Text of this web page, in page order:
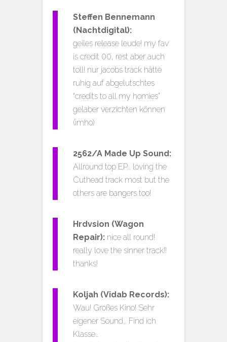
Steffen Bennemann
(Nachtdigital):
geiles release leude! my fav
is credit 00, rest aber auch
toll! nur jacobs track hätte
ruhig auf abgelutschtes
“credits to all my homies”
gelaber verzichten können
(imho)
2562/A Made Up Sound:
Allround top EP… loving the
Cuthead track most but the
others are bangers too!
Hrdvsion (Wagon
Repair): nice all round!
really love the sinner track!!
thanks!
Koljah (Vidab Records):
Wau! Großes Kino! Sehr
eigener Sound… Find ich
Klasse…